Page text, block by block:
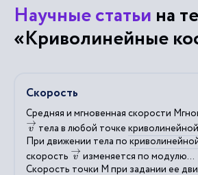
Научные статьи на
«Криволинейные
Скорость
Средняя и мгновенная скорости
v→ тела в любой точкекриволинейной
При движении тела по
скорость v→ изменяется по модулю...
Скорость точки М при задании ее